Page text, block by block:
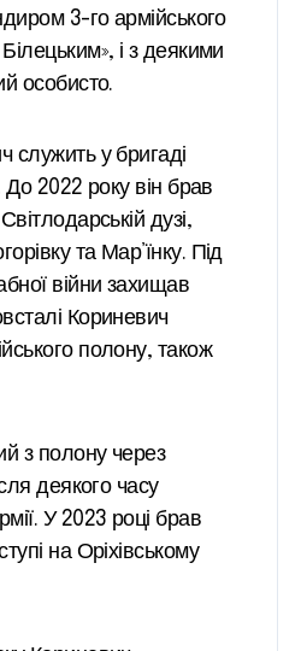
3-го армійського
і з деякими
особисто.
служить у бригаді
До 2022 року він брав
дузі,
та Мар’їнку. Під
війни захищав
Кориневич
полону, також
з полону через
деякого часу
У 2023 році брав
на Оріхівському